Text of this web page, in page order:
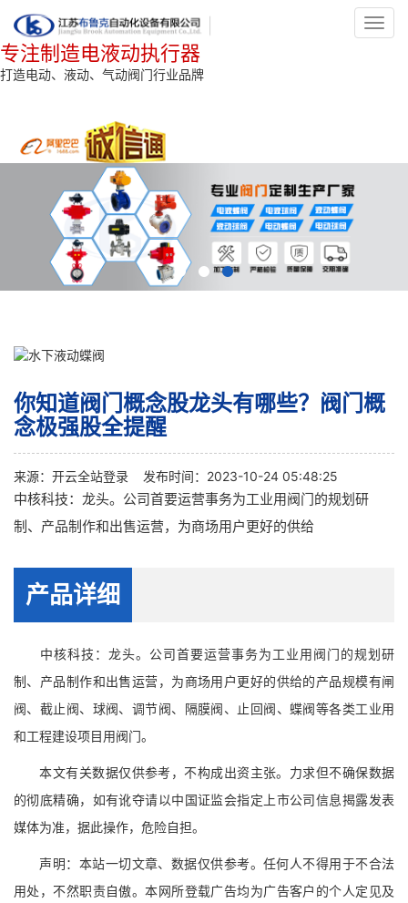
专注制造电液动执行器
打造电动、液动、气动阀门行业品牌
你知道阀门概念股龙头有哪些？阀门概
念极强股全提醒
来源： 开云全站登录 发布时间：2023-10-24 05:48:25
中核科技：龙头。公司首要运营事务为工业用阀门的规划研
制、产品制作和出售运营，为商场用户更好的供给
产品详细
中核科技：龙头。公司首要运营事务为工业用阀门的规划研
制、产品制作和出售运营，为商场用户更好的供给的产品规模有闸
阀、截止阀、球阀、调节阀、隔膜阀、止回阀、蝶阀等各类工业用
和工程建设项目用阀门。
本文有关数据仅供参考，不构成出资主张。力求但不确保数据
的彻底精确，如有讹夺请以中国证监会指定上市公司信息揭露发表
媒体为准，据此操作，危险自担。
声明：本站一切文章、数据仅供参考。任何人不得用于不合法
用处，不然职责自傲。本网所登载广告均为广告客户的个人定见及